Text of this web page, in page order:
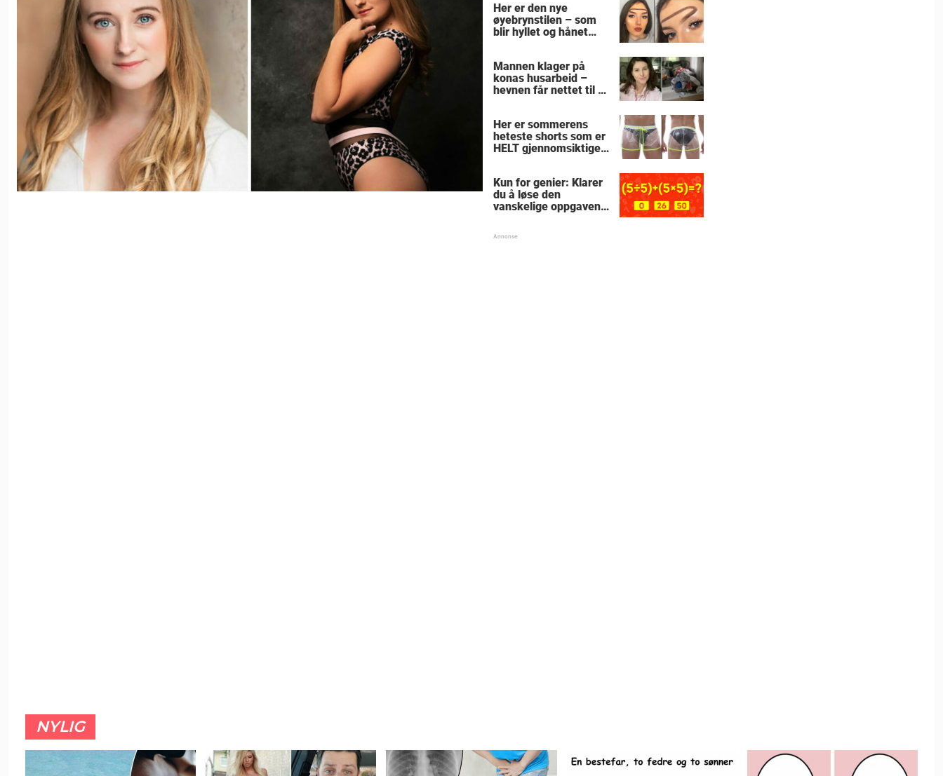
Her er den nye
øyebrynstilen – som
blir hyllet og hånet
Mannen klager på
konas husarbeid –
hevnen får nettet til å
Her er sommerens
heteste shorts som er
HELT gjennomsiktige
Kun for genier: Klarer
du å løse den
vanskelige oppgaven
NYLIG